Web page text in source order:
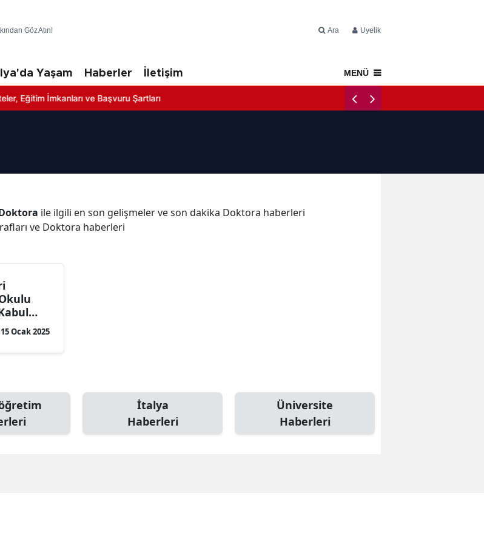
Göz Atın! Ara Üyelik
Yaşam Haberler İletişim MENÜ
İmkanları ve Başvuru Şartları
ile ilgili en son gelişmeler ve son dakika Doktora haberleri
ve Doktora haberleri
15 Ocak 2025
İtalya
Haberleri
Üniversite
Haberleri